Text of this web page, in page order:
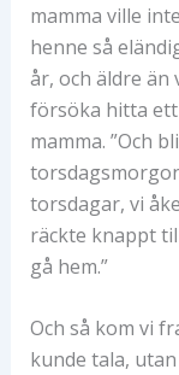
mamma ville
henne så
år, och äldre än
försöka hitta
mamma. ”Och
torsdagar, vi
räckte knappt
gå hem.”
Och så kom vi
kunde tala,